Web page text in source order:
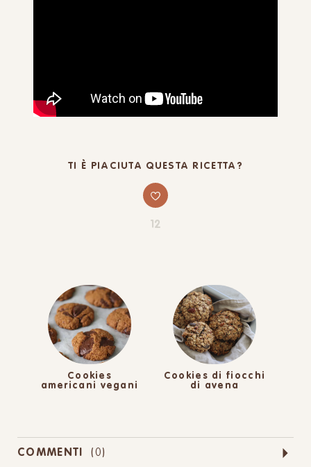
TI È PIACIUTA QUESTA RICETTA?
12
Cookies
americani vegani
Cookies di fiocchi
di avena
COMMENTI (0)